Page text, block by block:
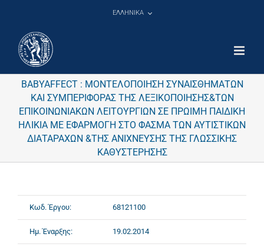
ΕΛΛΗΝΙΚΑ
BABYAFFECT : ΜΟΝΤΕΛΟΠΟΙΗΣΗ ΣΥΝΑΙΣΘΗΜΑΤΩΝ
ΚΑΙ ΣΥΜΠΕΡΙΦΟΡΑΣ ΤΗΣ ΛΕΞΙΚΟΠΟΙΗΣΗΣ&ΤΩΝ
ΕΠΙΚΟΙΝΩΝΙΑΚΩΝ ΛΕΙΤΟΥΡΓΙΩΝ ΣΕ ΠΡΩΙΜΗ ΠΑΙΔΙΚΗ
ΗΛΙΚΙΑ ΜΕ ΕΦΑΡΜΟΓΗ ΣΤΟ ΦΑΣΜΑ ΤΩΝ ΑΥΤΙΣΤΙΚΩΝ
ΔΙΑΤΑΡΑΧΩΝ &ΤΗΣ ΑΝΙΧΝΕΥΣΗΣ ΤΗΣ ΓΛΩΣΣΙΚΗΣ
ΚΑΘΥΣΤΕΡΗΣΗΣ
Κωδ. Έργου: 68121100
Ημ. Έναρξης: 19.02.2014